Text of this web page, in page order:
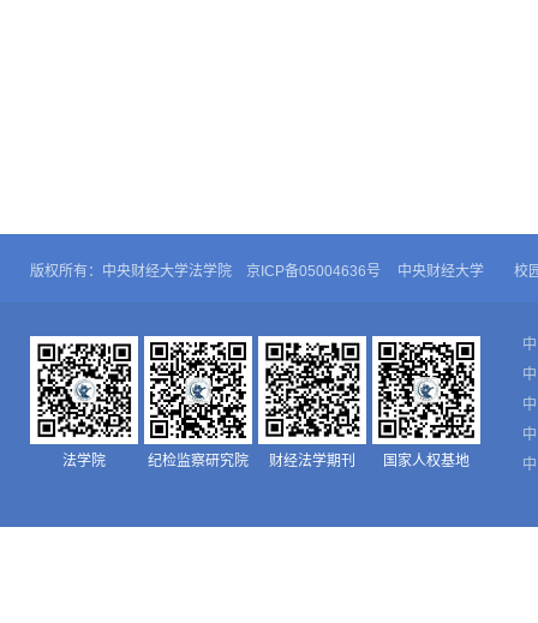
版权所有：中央财经大学法学院 京ICP备05004636号 中央财经大学 校
法学院 纪检监察研究院 财经法学期刊 国家人权基地